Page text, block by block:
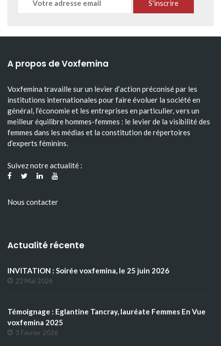
A propos de Voxfemina
Voxfemina travaille sur un levier d’action préconisé par les
institutions internationales pour faire évoluer la société en
général, l’économie et les entreprises en particulier, vers un
meilleur équilibre hommes-femmes : le levier de la visibilité des
femmes dans les médias et la constitution de répertoires
d’experts féminins.
Suivez notre actualité :
Nous contacter
Actualité récente
INVITATION : Soirée voxfemina, le 25 juin 2026
22 Mai 2026
Témoignage : Eglantine Tancray, lauréate Femmes En Vue
voxfemina 2025
3 Février 2026